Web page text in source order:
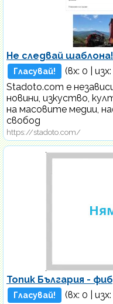
Не следвай
Гласувай! (вх: 0 |
Stadoto.com е
новини, изкуство,
на масовите медии,
свобод
https://stadoto.com/
Топик България -
Гласувай! (вх: 0 |